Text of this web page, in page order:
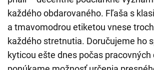
každého obdarovaného. Fľaša s
a tmavomodrou etiketou vnese
každého stretnutia. Doručujeme ho
kyticou ešte dnes počas pracovných